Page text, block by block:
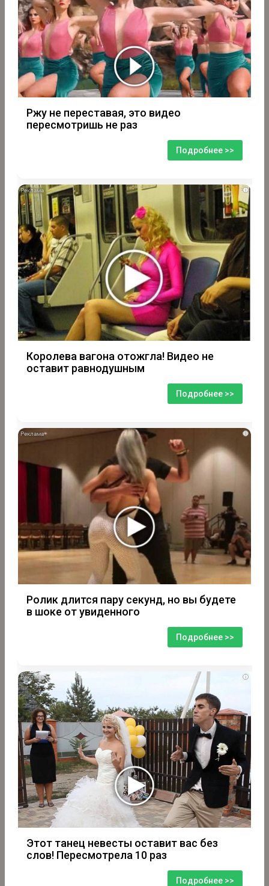
Ржу не переставая, это видео
пересмотришь не раз
Подробнее >>
i
Королева вагона отожгла! Видео не
оставит равнодушным
Подробнее >>
i
Ролик длится пару секунд, но вы будете
в шоке от увиденного
Подробнее >>
i
Этот танец невесты оставит вас без
слов! Пересмотрела 10 раз
Подробнее >>